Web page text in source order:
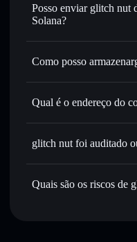
Trocar
SOL, USDC ou
melhor preço disponível
Definir ordens limite
tempo em
Enviar de forma
Privacidade integrado
Acompanhar em
volume, capitalização
GLITCHNUT
Posso enviar glitch nut
Solana?
Solflare
Como posso
Agregador de
Qual é o endereço do
Carteira Solflare
glitch nut foi auditado
glitch nut
Quais são os riscos de